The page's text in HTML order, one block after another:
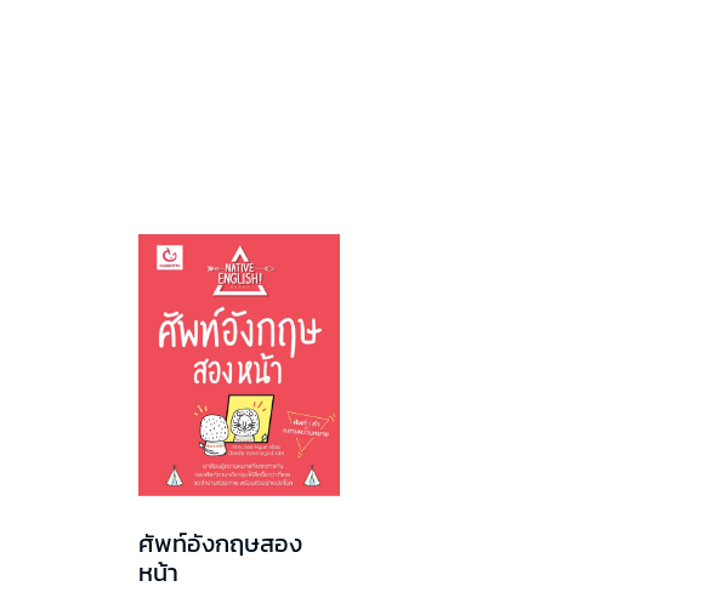
ศัพท์อังกฤษสอง
หน้า